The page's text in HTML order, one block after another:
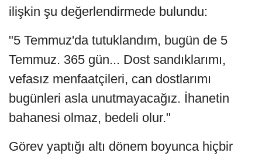
ilişkin şu değerlendirmede bulundu:
"5 Temmuz'da tutuklandım, bugün de 5
Temmuz. 365 gün... Dost sandıklarımı,
vefasız menfaatçileri, can dostlarımı
bugünleri asla unutmayacağız. İhanetin
bahanesi olmaz, bedeli olur."
Görev yaptığı altı dönem boyunca hiçbir